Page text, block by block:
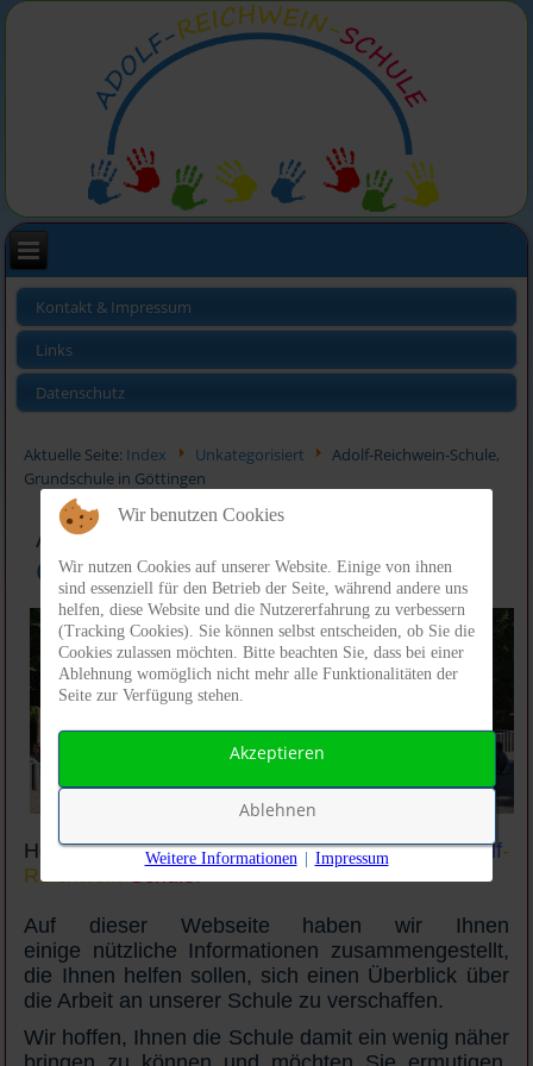
Kontakt & Impressum
Links
Datenschutz
Aktuelle Seite: Index Unkategorisiert
Adolf-Reichwein-Schule,
Grundschule in Göttingen
Adolf-Reichwein-Schule,
Grundschule in Göttingen
Herzlich willkommen auf der Seite derAdolf-
Reichwein-
Auf dieser Webseite haben wir Ihnen
einige nützliche Informationen zusammengestellt,
die Ihnen helfen sollen, sich einen Überblick über
die Arbeit an unserer Schule zu verschaffen.
Wir hoffen, Ihnen die Schule damit ein wenig näher
Wir benutzen Cookies
Wir nutzen Cookies auf unserer Website. Einige von ihnen
sind essenziell für den Betrieb der Seite, während andere uns
helfen, diese Website und die Nutzererfahrung zu verbessern
(Tracking Cookies). Sie können selbst entscheiden, ob Sie die
Cookies zulassen möchten. Bitte beachten Sie, dass bei einer
Ablehnung womöglich nicht mehr alle Funktionalitäten der
Seite zur Verfügung stehen.
Akzeptieren
Ablehnen
Weitere Informationen | Impressum